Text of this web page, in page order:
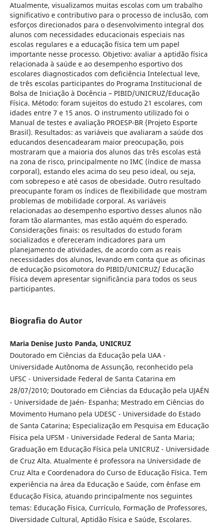
Atualmente, visualizamos muitas escolas com um trabalho
significativo e contributivo para o processo de inclusão, com
esforços direcionados para o desenvolvimento integral dos
alunos com necessidades educacionais especiais nas
escolas regulares e a educação física tem um papel
importante nesse processo. Objetivo: avaliar a aptidão física
relacionada à saúde e ao desempenho esportivo dos
escolares diagnosticados com deficiência Intelectual leve,
de três escolas participantes do Programa Institucional de
Bolsa de Iniciação à Docência – PIBID/UNICRUZ/Educação
Física. Método: foram sujeitos do estudo 21 escolares, com
idades entre 7 e 15 anos. O instrumento utilizado foi o
Manual de testes e avaliação PROESP-BR (Projeto Esporte
Brasil). Resultados: as variáveis que avaliaram a saúde dos
educandos desencadearam maior preocupação, pois
mostraram que a maioria dos alunos das três escolas está
na zona de risco, principalmente no IMC (índice de massa
corporal), estando eles acima do seu peso ideal, ou seja,
com sobrepeso e até casos de obesidade. Outro resultado
preocupante foram os índices de flexibilidade que mostram
problemas de mobilidade corporal. As variáveis
relacionadas ao desempenho esportivo desses alunos não
foram tão alarmantes, mas estão aquém do esperado.
Considerações finais: os resultados do estudo foram
socializados e ofereceram indicadores para um
planejamento de atividades, de acordo com as reais
necessidades dos alunos, levando em conta que as oficinas
de educação psicomotora do PIBID/UNICRUZ/ Educação
Física devem apresentar significância para todos os seus
participantes.
Biografia do Autor
Maria Denise Justo Panda, UNICRUZ
Doutorado em Ciências da Educação pela UAA -
Universidade Autônoma de Assunção, reconhecido pela
UFSC - Universidade Federal de Santa Catarina em
28/07/2010; Doutorado em Ciências da Educação pela UJAÉN
- Universidade de Jaén- Espanha; Mestrado em Ciências do
Movimento Humano pela UDESC - Universidade do Estado
de Santa Catarina; Especialização em Pesquisa em Educação
Física pela UFSM - Universidade Federal de Santa Maria;
Graduação em Educação Física pela UNICRUZ - Universidade
de Cruz Alta. Atualmente é professora na Universidade de
Cruz Alta e Coordenadora do Curso de Educação Física. Tem
experiência na área da Educação e Saúde, com ênfase em
Educação Física, atuando principalmente nos seguintes
temas: Educação Física, Currículo, Formação de Professores,
Diversidade Cultural, Aptidão Física e Saúde, Escolares.